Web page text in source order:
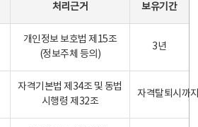
처리근거 보유기간
개인정보 보호법 제15조
(정보주체 등의)
3년
자격기본법 제34조 및 동법
시행령 제32조
자격탈퇴시까